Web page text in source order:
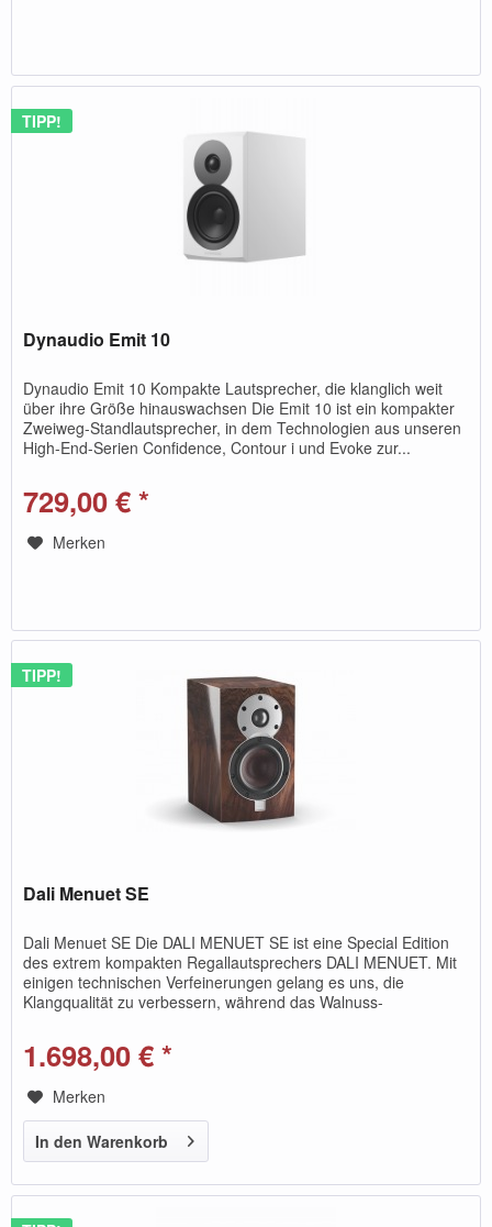
TIPP!
Dynaudio Emit 10
Dynaudio Emit 10 Kompakte Lautsprecher, die klanglich weit
über ihre Größe hinauswachsen Die Emit 10 ist ein kompakter
Zweiweg-Standlautsprecher, in dem Technologien aus unseren
High-End-Serien Confidence, Contour i und Evoke zur...
729,00 € *
Merken
TIPP!
Dali Menuet SE
Dali Menuet SE Die DALI MENUET SE ist eine Special Edition
des extrem kompakten Regallautsprechers DALI MENUET. Mit
einigen technischen Verfeinerungen gelang es uns, die
Klangqualität zu verbessern, während das Walnuss-
1.698,00 € *
Merken
In den Warenkorb